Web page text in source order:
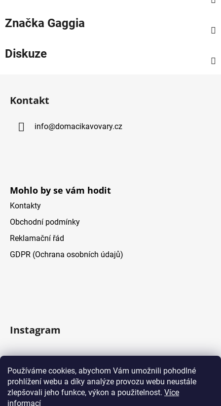
Používáme cookies, abychom Vám umožnili pohodlné
prohlížení webu a díky analýze provozu webu neustále
zlepšovali jeho funkce, výkon a použitelnost. Více
informací
Značka Gaggia
Diskuze
Kontakt
info@domacikavovary.cz
Mohlo by se vám hodit
Kontakty
Obchodní podmínky
Reklamační řád
GDPR (Ochrana osobních údajů)
Instagram
Facebook